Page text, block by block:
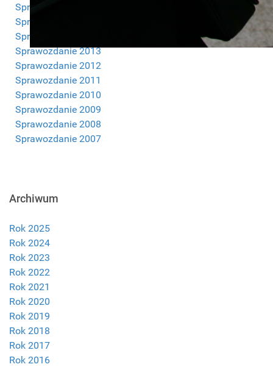
Sprawozdanie 2016
Sprawozdanie 2015
Sprawozdanie 2014
Sprawozdanie 2013
Sprawozdanie 2012
Sprawozdanie 2011
Sprawozdanie 2010
Sprawozdanie 2009
Sprawozdanie 2008
Sprawozdanie 2007
Archiwum
Rok 2025
Rok 2024
Rok 2023
Rok 2022
Rok 2021
Rok 2020
Rok 2019
Rok 2018
Rok 2017
Rok 2016